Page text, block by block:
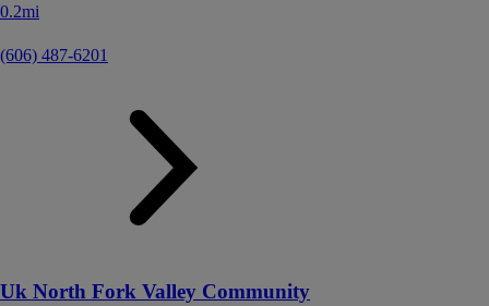
0.2mi
(606) 487-6201
Uk North Fork Valley Community